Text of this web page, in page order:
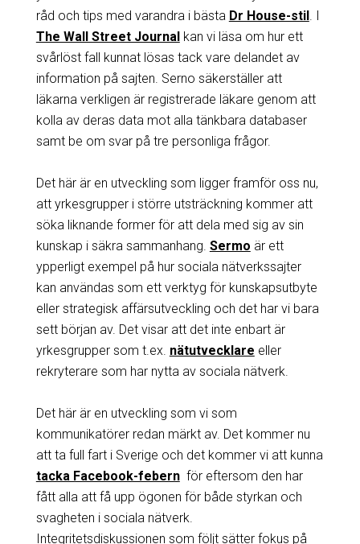
råd och tips med varandra i bästa Dr House-stil. I
The Wall Street Journalkan vi läsa om hur ett
svårlöst fall kunnat lösas tack vare delandet av
information på sajten. Serno säkerställer att
läkarna verkligen är registrerade läkare genom att
kolla av deras data mot alla tänkbara databaser
samt be om svar på tre personliga frågor.
Det här är en utveckling som ligger framför oss nu,
att yrkesgrupper i större utsträckning kommer att
söka liknande former för att dela med sig av sin
kunskap i säkra sammanhang. Sermo är ett
ypperligt exempel på hur sociala nätverkssajter
kan användas som ett verktyg för kunskapsutbyte
eller strategisk affärsutveckling och det har vi bara
sett början av. Det visar att det inte enbart är
yrkesgrupper som t.ex. nätutvecklare eller
rekryterare som har nytta av sociala nätverk.
Det här är en utveckling som vi som
kommunikatörer redan märkt av. Det kommer nu
att ta full fart i Sverige och det kommer vi att kunna
tacka Facebook-febernför eftersom den har
fått alla att få upp ögonen för både styrkan och
svagheten i sociala nätverk.
Integritetsdiskussionen som följt sätter fokus på